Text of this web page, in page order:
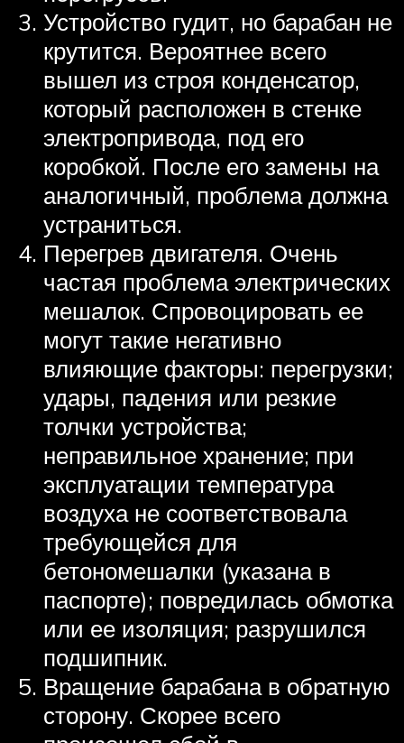
Устройство гудит, но барабан не
крутится. Вероятнее всего
вышел из строя конденсатор,
который расположен в стенке
электропривода, под его
коробкой. После его замены на
аналогичный, проблема должна
устраниться.
Перегрев двигателя. Очень
частая проблема электрических
мешалок. Спровоцировать ее
могут такие негативно
влияющие факторы: перегрузки;
удары, падения или резкие
толчки устройства;
неправильное хранение; при
эксплуатации температура
воздуха не соответствовала
требующейся для
бетономешалки (указана в
паспорте); повредилась обмотка
или ее изоляция; разрушился
подшипник.
Вращение барабана в обратную
сторону. Скорее всего